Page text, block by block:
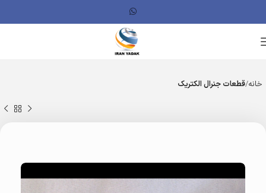
خانه قطعات جنرال الکتریک